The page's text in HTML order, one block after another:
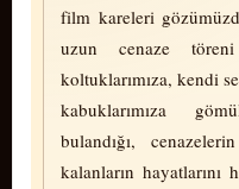
film kareleri
uzun cenaze
koltuklarımıza, kendi
kabuklarımıza
bulandığı,
kalanların hayatlarını